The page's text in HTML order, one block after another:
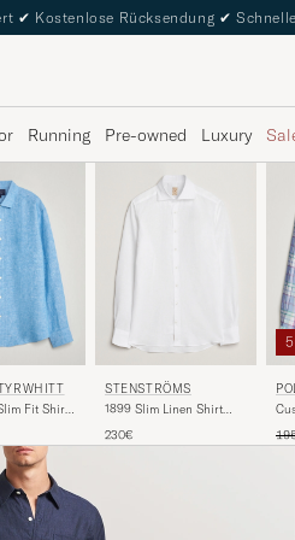
✔ Kostenlose Rücksendung ✔
Running Pre-owned Luxury
Fit Shirt
Preis
STENSTRÖMS
1899 Slim Linen Shirt
230€